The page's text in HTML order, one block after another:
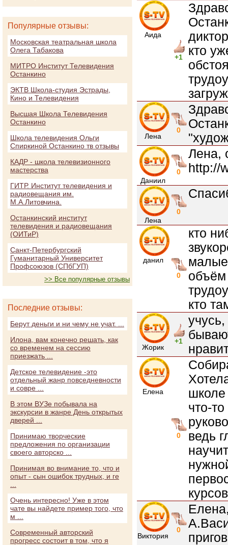
Аида
+1
кто
Лена
0
Даниил
0
Лена,
http://
Лена
0
данил
0
кто
объём
кто
Жорик
+1
Елена
0
школе
что-
ведь
Виктория
0
Популярные отзывы:
Московская театральная школа
Олега Табакова
МИТРО Институт Телевидения
Останкино
ЭКТВ Школа-студия Эстрады,
Кино и Телевидения
Высшая Школа Телевидения
Останкино
Школа телевидения Ольги
Спиркиной Останкино тв отзывы
КАДР - школа телевизионного
мастерства
ГИТР. Институт телевидения и
радиовещания им.
М.А.Литовчина.
Останкинский институт
телевидения и радиовещания
(ОИТиР)
Санкт-Петербургский
Гуманитарный Университет
Профсоюзов (СПбГУП)
>> Все популярные отзывы
Последние отзывы:
Берут деньги и ни чему не учат. ...
Илона, вам конечно решать, как
со временем на сессию
приезжать ...
Детское телевидение -это
отдельный жанр повседневности
и совре ...
В этом ВУЗе побывала на
экскурсии в жанре День открытых
дверей ...
Принимаю творческие
предложения по организации
своего авторско ...
Принимая во внимание то, что и
опыт - сын ошибок трудных, и ге
Очень интересно! Уже в этом
чате вы найдете пример того, что
м ...
Современный авторский
прогресс состоит в том, что я